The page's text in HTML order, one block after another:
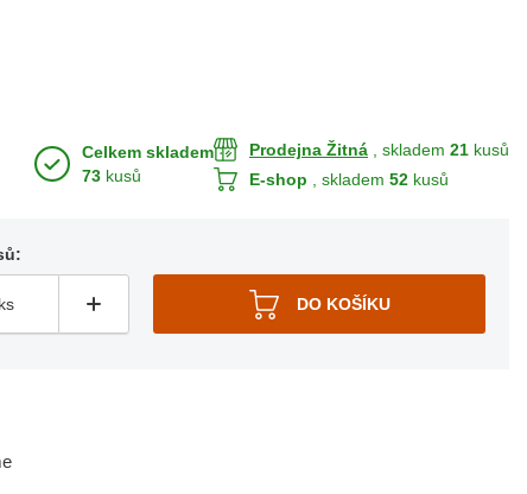
Celkem skladem
73 kusů
Prodejna Žitná , skladem 21 kusů
E-shop
, skladem 52 kusů